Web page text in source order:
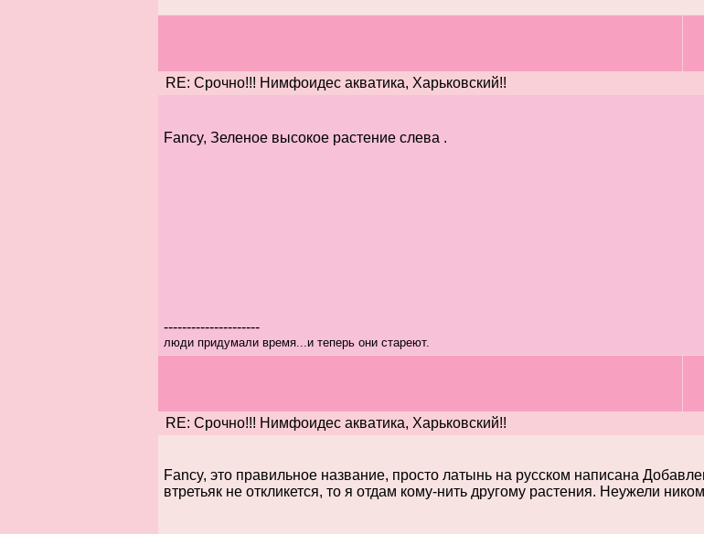
RE: Срочно!!! Нимфоидес акватика, Харьковский!!
Fancy, Зеленое высокое растение слева .
---------------------
люди придумали время...и теперь они стареют.
RE: Срочно!!! Нимфоидес акватика, Харьковский!!
Fancy, это правильное название, просто латынь на русском написана
втретьяк не откликется, то я отдам кому-нить другому растения. Неужели